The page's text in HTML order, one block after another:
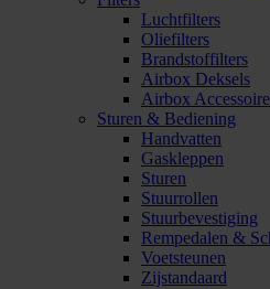
Luchtfilters
Oliefilters
Brandstoffilters
Airbox Deksels
Airbox
Sturen & Bediening
Handvatten
Gaskleppen
Sturen
Stuurrollen
Stuurbevestiging
Rempedalen &
Voetsteunen
Zijstandaard